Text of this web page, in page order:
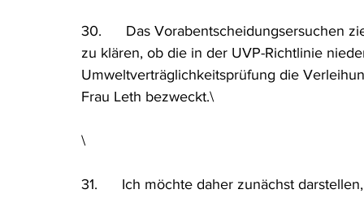
30.      Das
zu klären, ob die in der UVP-Richtlinie
Umweltverträglichkeitsprüfung die
Frau Leth bezweckt.\
\
31.      Ich möchte daher zunächst